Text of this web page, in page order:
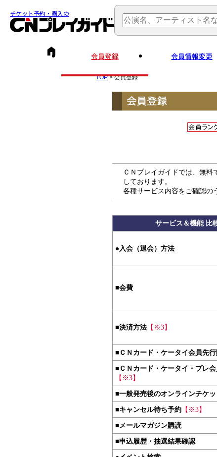
チケット予約・購入の
会員登録 会員情報変更
TOP> 会員登録
ＣＮプレイガイドでは、無
しております。
各種サービス内容をご確認の
サービス＆機能 比
●入会（退会）方法
■会費
■決済方法 【※3】
■ ＣＮカード・ケータイ会員先
■ ＣＮカード・ケータイ・プレ
【※3】
■一般発売後のオンラインチケ
■キャンセル待ち予約 【※3】
■メールマガジン購読
■申込履歴・抽選結果確認